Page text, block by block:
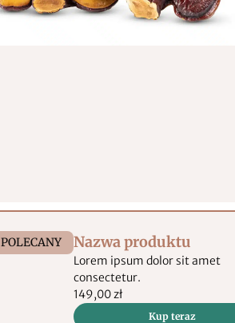
POLECANY Nazwa produktu
Lorem ipsum dolor sit amet
consectetur.
149,00 zł
Kup teraz